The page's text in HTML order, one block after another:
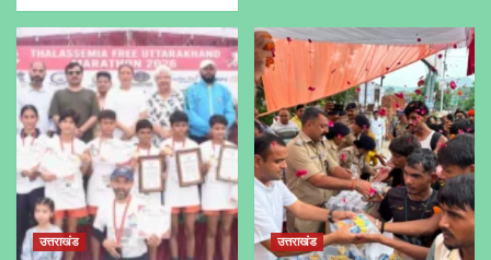
उत्तराखंड उत्तराखंड